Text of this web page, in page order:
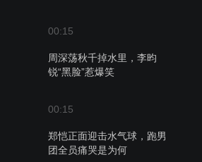
00:15
周深荡秋千掉水里，李昀
锐“黑脸”惹爆笑
00:15
郑恺正面迎击水气球，跑男
团全员痛哭是为何